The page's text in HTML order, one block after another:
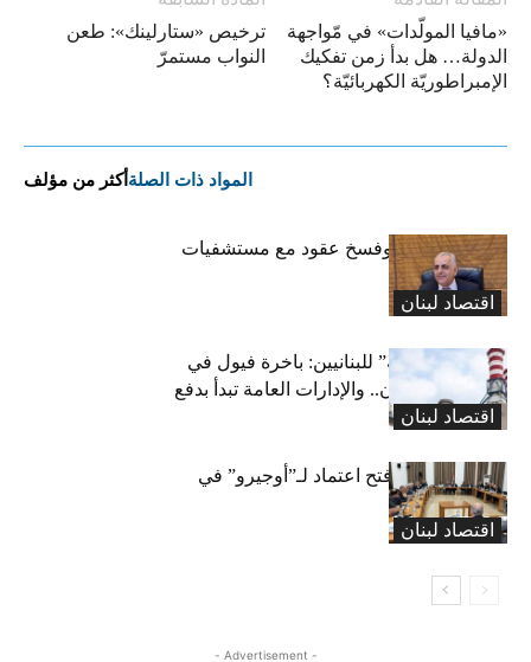
ترخيص «ستارلينك»: طعن
النواب مستمرّ
«مافيا المولّدات» في مّواجهة
الدولة… هل بدأ زمن تفكيك
الإمبراطوريّة الكهربائيّة؟
المواد ذات الصلة أكثر من مؤلف
اقتصاد لبنان
كركي: إنذارات وفسخ عقود مع مستشفيات
مخالفة
اقتصاد لبنان
بشرى “كهربائية” للبنانيين: باخرة فيول في
طريقها إلى لبنان.. والإدارات العامة تبدأ بدفع
متوجباتها
اقتصاد لبنان
لجنة المال تقرّ فتح اعتماد لـ”أوجيرو” في
موازنة 2026
- Advertisement -